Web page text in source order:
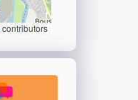
contributors